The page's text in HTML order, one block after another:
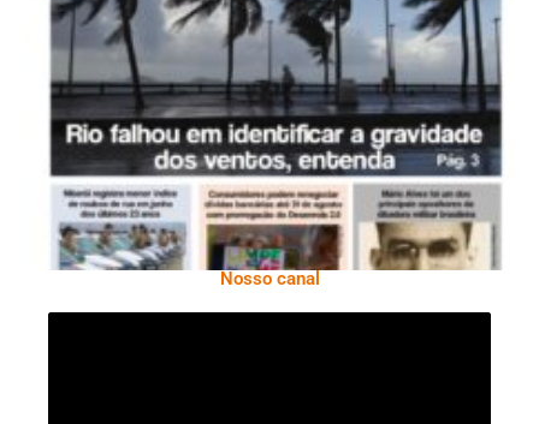
Ano X – Número 366 01 A 07 De Agosto De
2026
Nosso canal